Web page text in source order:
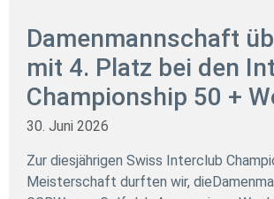
Damenmannschaft
mit 4. Platz bei den
Championship 50 +
30. Juni 2026
Zur diesjährigen Swiss Interclub
Meisterschaft durften wir,